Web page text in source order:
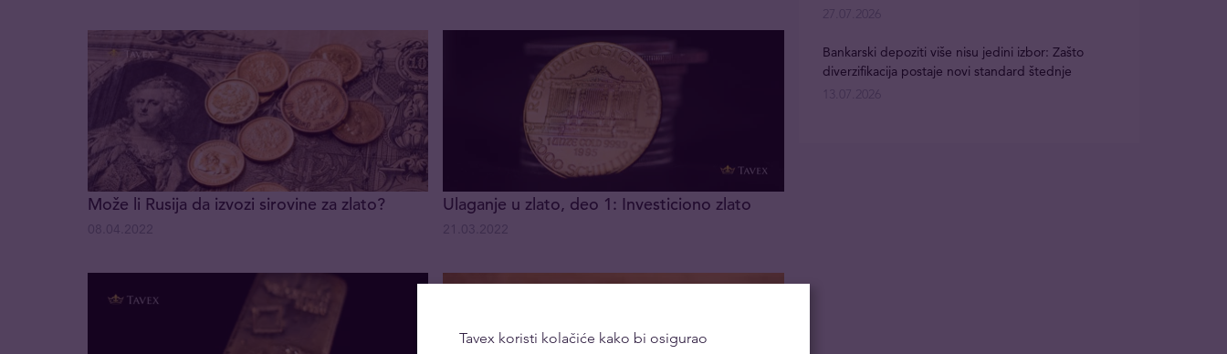
Može li Rusija da izvozi sirovine za zlato? Ulaganje u zlato, deo 1: Investiciono zlato
27.07.2026
Bankarski depoziti više nisu jedini izbor: Zašto
diverzifikacija postaje novi standard štednje
13.07.2026
Tavex koristi kolačiće kako bi osigurao